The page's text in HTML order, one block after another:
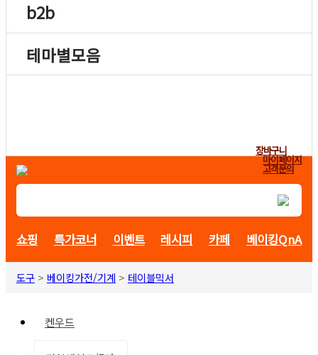
b2b
테마별모음
장바구니
마이페이지
고객문의
쇼핑 특가코너 이벤트 레시피 카페 베이킹QnA
도구> 베이킹가전/기계 > 테이블믹서
켄우드